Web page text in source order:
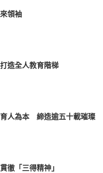
領袖
全人教育階梯
人為本 締造逾五十載璀璨
「三得精神」